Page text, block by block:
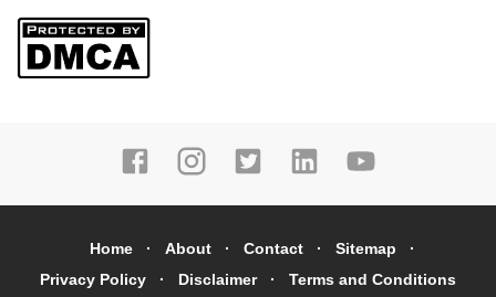
Home About Contact
Sitemap
Privacy Policy
Disclaimer Terms and Conditions